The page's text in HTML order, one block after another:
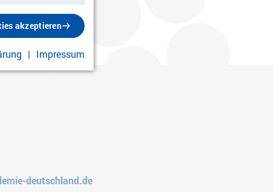
deutschland.de
akzeptieren
Impressum